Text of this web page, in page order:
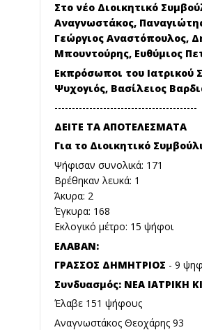
Στο νέο Διοικητικό
Αναγνωστάκος,
Γεώργιος Αναστόπουλος,
Μπουντούρης, Ευθύμιος
Εκπρόσωποι του Ιατρικού
Ψυχογιός, Βασίλειος
-----------------------------------------
ΔΕΙΤΕ ΤΑ ΑΠΟΤΕΛΕΣΜΑΤΑ
Για το Διοικητικό
Ψήφισαν συνολικά: 171
Βρέθηκαν λευκά: 1
Άκυρα: 2
Έγκυρα: 168
Εκλογικό μέτρο: 15 ψήφοι
ΕΛΑΒΑΝ:
ΓΡΑΣΣΟΣ ΔΗΜΗΤΡΙΟΣ - 9
Συνδυασμός: ΝΕΑ ΙΑΤΡΙΚΗ
Έλαβε 151 ψήφους
Αναγνωστάκος Θεοχάρης 93